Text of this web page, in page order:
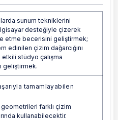
sunum tekniklerini
desteğiyle çizerek
etme becerisini geliştirmek;
edinilen çizim dağarcığını
stüdyo çalışma
geliştirmek.
tamamlayabilen
geometrileri farklı çizim
kullanabilecektir.